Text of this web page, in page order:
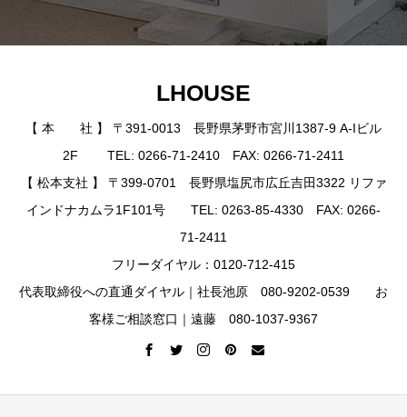
LHOUSE
【 本 社 】 〒391-0013 長野県茅野市宮川1387-9 A-Iビル
2F TEL: 0266-71-2410 FAX: 0266-71-2411
【 松本支社 】 〒399-0701 長野県塩尻市広丘吉田3322 リファ
インドナカムラ1F101号 TEL: 0263-85-4330 FAX: 0266-
71-2411
フリーダイヤル：0120-712-415
代表取締役への直通ダイヤル｜社長池原 080-9202-0539 お
客様ご相談窓口｜遠藤 080-1037-9367